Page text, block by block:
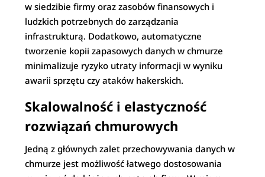
w siedzibie firmy oraz zasobów finansowych i
ludzkich potrzebnych do zarządzania
infrastrukturą. Dodatkowo, automatyczne
tworzenie kopii zapasowych danych w chmurze
minimalizuje ryzyko utraty informacji w wyniku
awarii sprzętu czy ataków hakerskich.
Skalowalność i elastyczność
rozwiązań chmurowych
Jedną z głównych zalet przechowywania danych w
chmurze jest możliwość łatwego dostosowania